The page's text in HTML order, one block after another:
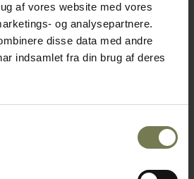
af vores website med vores
og analysepartnere.
disse data med andre
indsamlet fra din brug af deres